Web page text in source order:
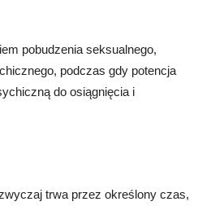
pobudzenia seksualnego,
podczas gdy potencja
do osiągnięcia i
trwa przez określony czas,